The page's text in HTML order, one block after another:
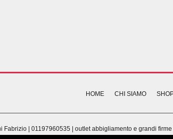
HOME CHI SIAMO
Fabrizio | 01197960535 | outlet abbigliamento e grandi